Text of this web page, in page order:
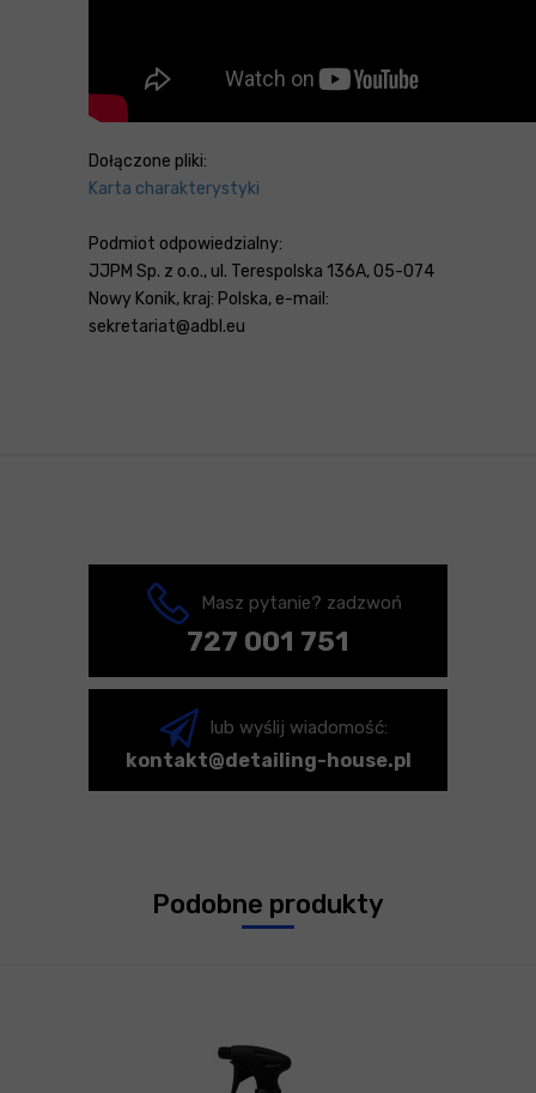
Dołączone pliki:
Karta charakterystyki
Podmiot odpowiedzialny:
JJPM Sp. z o.o., ul. Terespolska 136A, 05-074
Nowy Konik, kraj: Polska, e-mail:
sekretariat@adbl.eu
Masz pytanie? zadzwoń
727 001 751
lub wyślij wiadomość:
kontakt@detailing-house.pl
Podobne produkty